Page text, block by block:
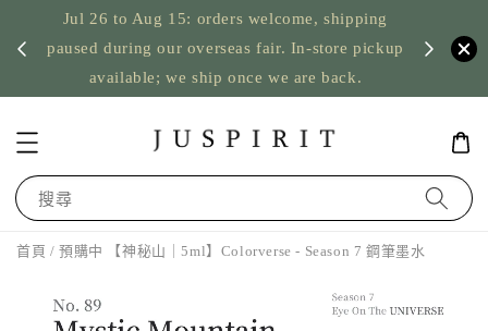
Jul 26 to Aug 15: orders welcome, shipping
paused during our overseas fair. In-store pickup
available; we ship once we are back.
US
搜尋
首頁 / 預購中 【神秘山｜5ml】Colorverse - Season 7 鋼筆墨水